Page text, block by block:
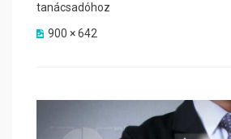
tanácsadóhoz
900 × 642